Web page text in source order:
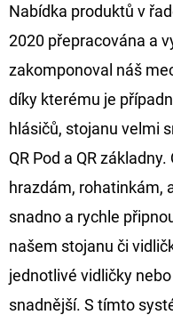
Nabídka produktů v
2020 přepracována a
zakomponoval náš
díky kterému je
hlásičů, stojanu velmi
QR Pod a QR
hrazdám, rohatinkám,
snadno a rychle
našem stojanu či
jednotlivé vidličky
snadnější. S tímto
D
O
P
O
R
U
Č
U
J
E
E